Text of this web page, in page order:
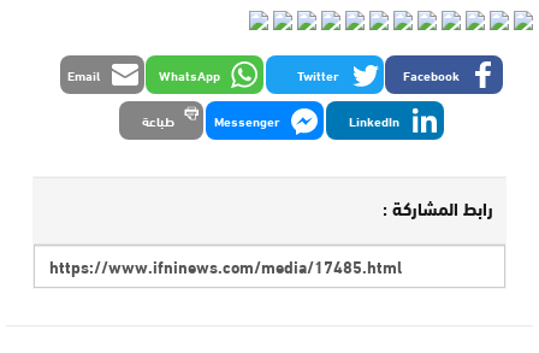
Facebook
Twitter
WhatsApp
Email
LinkedIn
Messenger طباعة
رابط المشاركة :